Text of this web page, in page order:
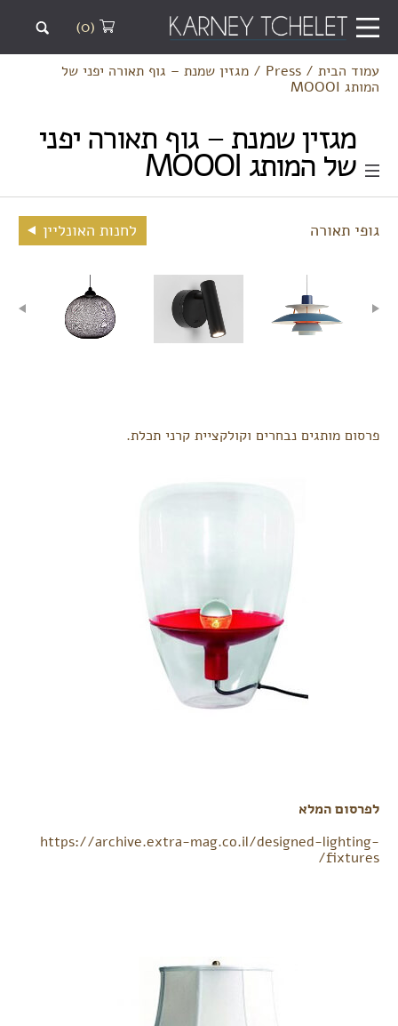
(0)
עמוד הבית/
Press
/ מגזין שמנת – גוף תאורה יפני של
המותג MOOOI
מגזין שמנת – גוף תאורה יפני
של המותג MOOOI
גופי תאורה לחנות האונליין
פרסום מותגים נבחרים וקולקציית קרני תכלת.
לפרסום המלא
https://archive.extra-mag.co.il/designed-lighting-
fixtures/